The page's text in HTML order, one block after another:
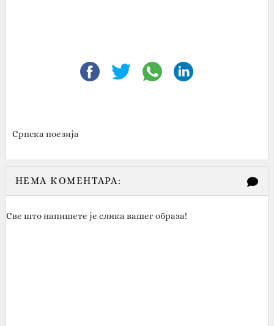
Српска поезија
НЕМА КОМЕНТАРА:
Све што напишете је слика вашег образа!